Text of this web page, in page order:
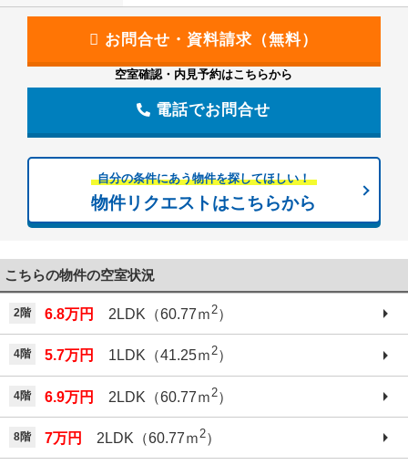
空室確認・内見予約はこちらから
電話でお問合せ
自分の条件にあう物件を探してほしい！
物件リクエストはこちらから
こちらの物件の空室状況
2階 6.8万円 2LDK（60.77ｍ2）
4階 5.7万円 1LDK（41.25ｍ2）
4階 6.9万円 2LDK（60.77ｍ 2）
8階 7万円 2LDK（60.77ｍ2）